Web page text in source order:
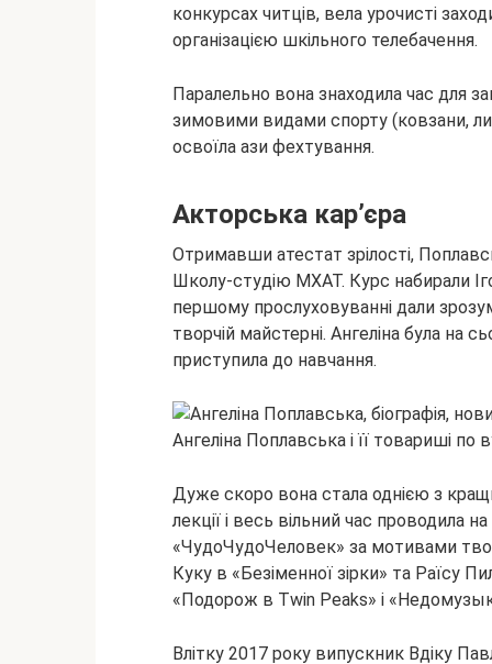
конкурсах читців, вела урочисті
організацією шкільного телебачення.
Паралельно вона знаходила час для
зимовими видами спорту (ковзани,
освоїла ази фехтування.
Акторська кар’єра
Отримавши атестат зрілості,
Школу-студію МХАТ. Курс набирали
першому прослуховуванні дали
творчій майстерні. Ангеліна була на
приступила до навчання.
Ангеліна Поплавська і її товариші по
Дуже скоро вона стала однією з
лекції і весь вільний час проводила
«ЧудоЧудоЧеловек» за мотивами
Куку в «Безіменної зірки» та Раїсу
«Подорож в Twin Peaks» і
Влітку 2017 року випускник Вдіку